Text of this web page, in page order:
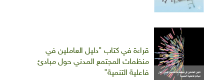
قراءة في كتاب "دليل العاملين في
منظمات المجتمع المدني حول مبادئ
فاعلية التنمية"